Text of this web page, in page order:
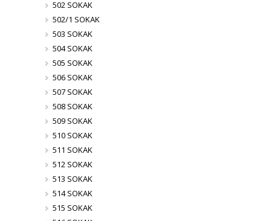
502 SOKAK
502/1 SOKAK
503 SOKAK
504 SOKAK
505 SOKAK
506 SOKAK
507 SOKAK
508 SOKAK
509 SOKAK
510 SOKAK
511 SOKAK
512 SOKAK
513 SOKAK
514 SOKAK
515 SOKAK